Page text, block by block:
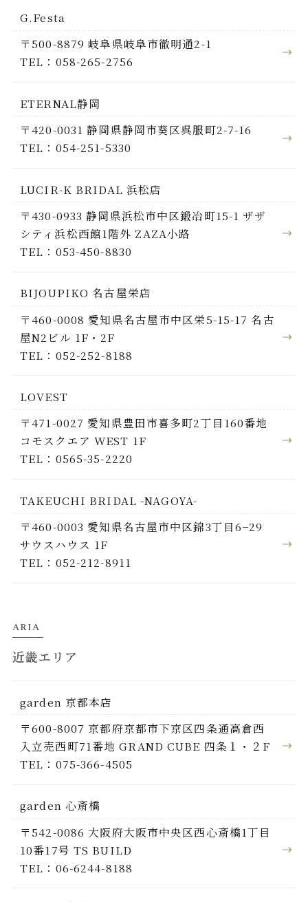
G.Festa
〒500-8879 岐阜県岐阜市徹明通2-1
TEL：058-265-2756
ETERNAL静岡
〒420-0031 静岡県静岡市葵区呉服町2-7-16
TEL：054-251-5330
LUCIR-K BRIDAL 浜松店
〒430-0933 静岡県浜松市中区鍛冶町15-1 ザザ
シティ浜松西館1階外 ZAZA小路
TEL：053-450-8830
BIJOUPIKO 名古屋栄店
〒460-0008 愛知県名古屋市中区栄5-15-17 名古
屋N2ビル 1F・2F
TEL：052-252-8188
LOVEST
〒471-0027 愛知県豊田市喜多町2丁目160番地
コモスクエア WEST 1F
TEL：0565-35-2220
TAKEUCHI BRIDAL -NAGOYA-
〒460-0003 愛知県名古屋市中区錦3丁目6−29
サウスハウス 1F
TEL：052-212-8911
ARIA
近畿エリア
garden 京都本店
〒600-8007 京都府京都市下京区四条通高倉西
入立売西町71番地 GRAND CUBE 四条１・２F
TEL：075-366-4505
garden 心斎橋
〒542-0086 大阪府大阪市中央区西心斎橋1丁目
10番17号 TS BUILD
TEL：06-6244-8188